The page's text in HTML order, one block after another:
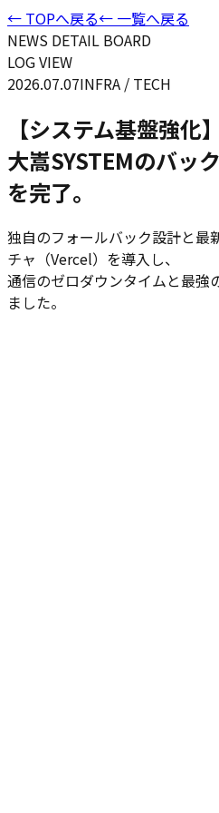
← TOPへ戻る← 一覧へ戻る
NEWS DETAIL BOARD
LOG VIEW
2026.07.07INFRA / TECH
【システム基盤強化】
大嵩SYSTEMのバッ
を完了。
独自のフォールバック設計と最
チャ（Vercel）を導入し、
通信のゼロダウンタイムと最強
ました。